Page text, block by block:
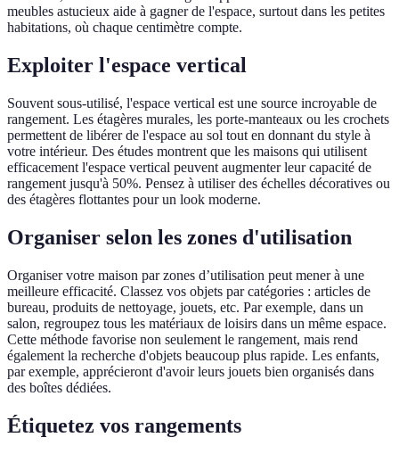
meubles astucieux aide à gagner de l'espace, surtout dans les petites
habitations, où chaque centimètre compte.
Exploiter l'espace vertical
Souvent sous-utilisé, l'espace vertical est une source incroyable de
rangement. Les étagères murales, les porte-manteaux ou les crochets
permettent de libérer de l'espace au sol tout en donnant du style à
votre intérieur. Des études montrent que les maisons qui utilisent
efficacement l'espace vertical peuvent augmenter leur capacité de
rangement jusqu'à 50%. Pensez à utiliser des échelles décoratives ou
des étagères flottantes pour un look moderne.
Organiser selon les zones d'utilisation
Organiser votre maison par zones d’utilisation peut mener à une
meilleure efficacité. Classez vos objets par catégories : articles de
bureau, produits de nettoyage, jouets, etc. Par exemple, dans un
salon, regroupez tous les matériaux de loisirs dans un même espace.
Cette méthode favorise non seulement le rangement, mais rend
également la recherche d'objets beaucoup plus rapide. Les enfants,
par exemple, apprécieront d'avoir leurs jouets bien organisés dans
des boîtes dédiées.
Étiquetez vos rangements